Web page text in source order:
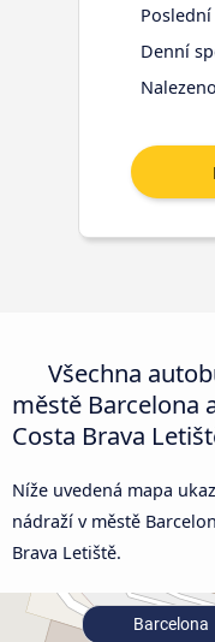
Denní
Nalezeno
Všechna
městě Barcelona
Costa Brava
Níže uvedená mapa
nádraží v městě
Brava Letiště.
Barcelona